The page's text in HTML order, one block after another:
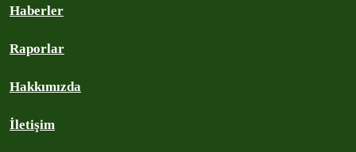
Haberler
Raporlar
Hakkımızda
İletişim